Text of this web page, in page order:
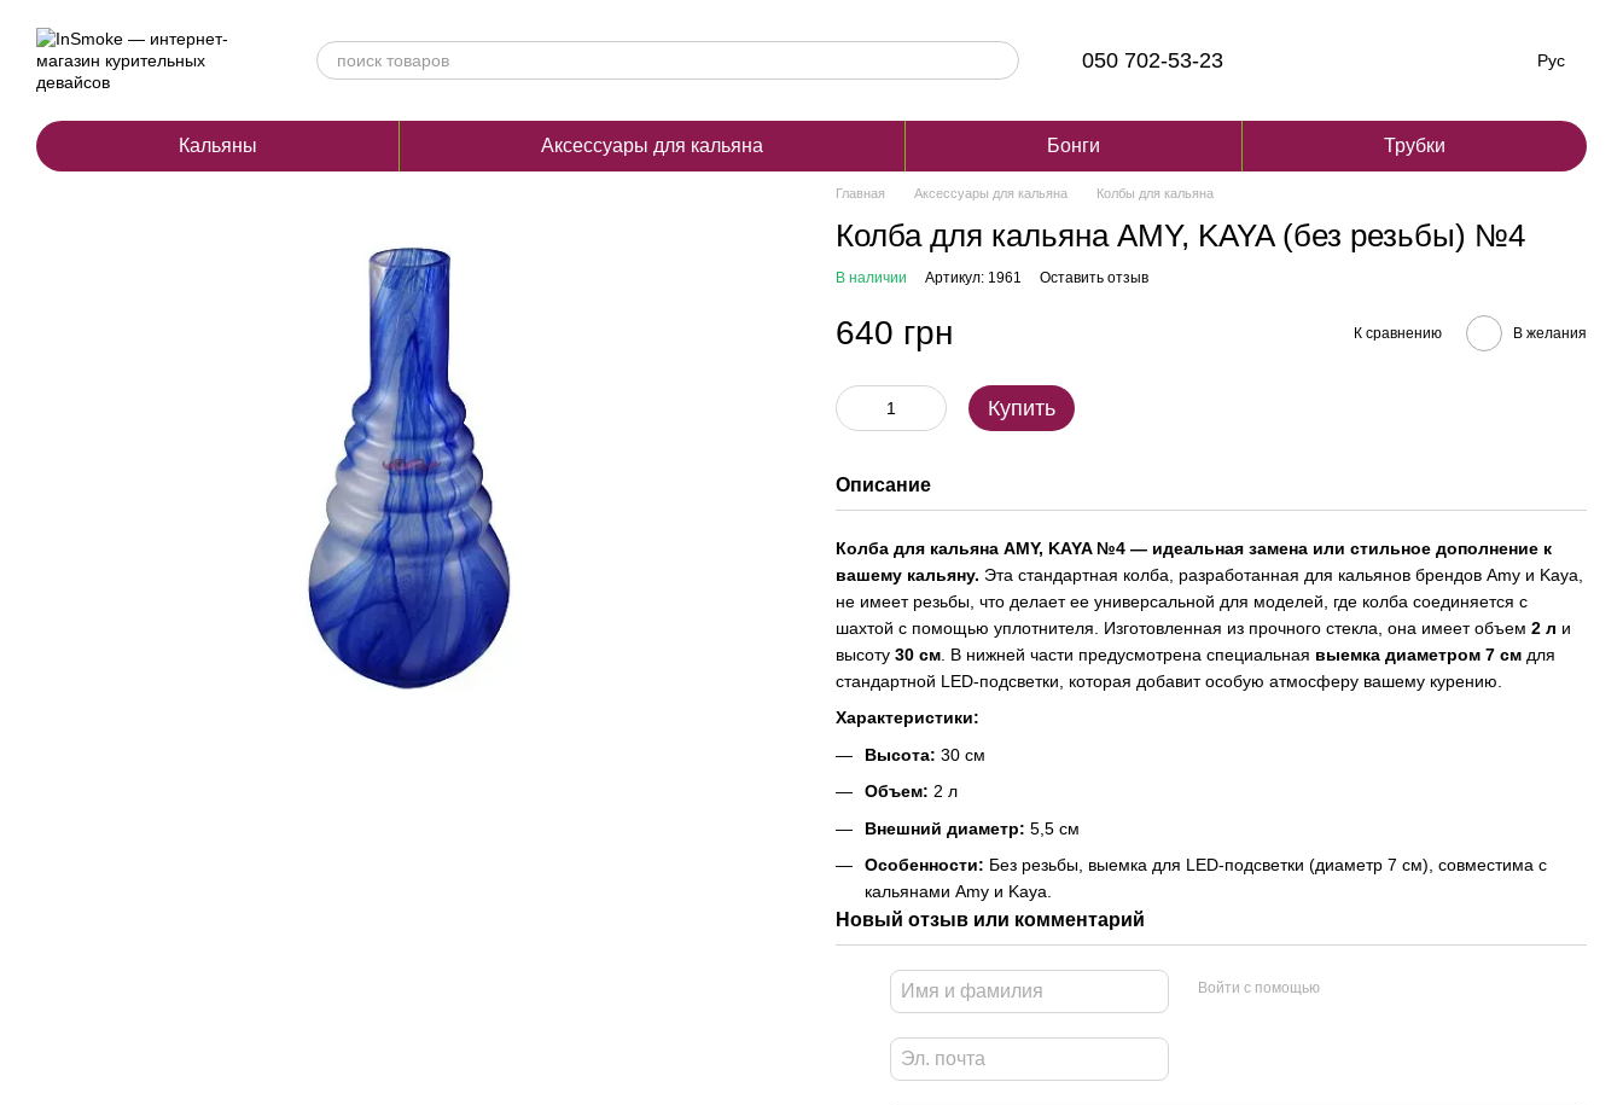
050 702-53-23 Рус
Кальяны Аксессуары для кальяна Бонги Трубки
Главная Аксессуары для кальяна Колбы для кальяна
Колба для кальяна AMY, KAYA (без резьбы) №4
В наличии Артикул: 1961 Оставить отзыв
640 грн К сравнению В желания
Купить
Описание
Колба для кальяна AMY, KAYA №4 — идеальная замена или стильное дополнение к
вашему кальяну. Эта стандартная колба, разработанная для кальянов брендов Amy и Kaya,
не имеет резьбы, что делает ее универсальной для моделей, где колба соединяется с
шахтой с помощью уплотнителя. Изготовленная из прочного стекла, она имеет объем 2 л и
высоту 30 см . В нижней части предусмотрена специальная выемка диаметром 7 см для
стандартной LED-подсветки, которая добавит особую атмосферу вашему курению.
Характеристики:
Высота: 30 см
Объем: 2 л
Внешний диаметр: 5,5 см
Особенности: Без резьбы, выемка для LED-подсветки (диаметр 7 см), совместима с
кальянами Amy и Kaya.
Новый отзыв или комментарий
Войти с помощью